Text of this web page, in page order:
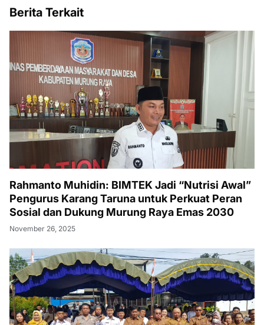
Berita Terkait
Rahmanto Muhidin: BIMTEK Jadi “Nutrisi Awal”
Pengurus Karang Taruna untuk Perkuat Peran
Sosial dan Dukung Murung Raya Emas 2030
November 26, 2025